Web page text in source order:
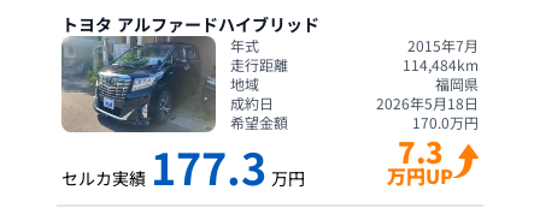
トヨタ アルファードハイブリッド
年式
2015年7月
走行距離
114,484km
地域
福岡県
成約日
2026年5月18日
希望金額
170.0万円
セルカ実績 177.3 万円
7.3
万円UP